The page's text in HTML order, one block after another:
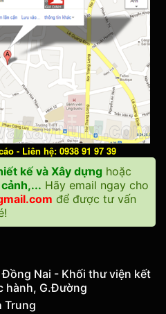
- Liên hệ: 0938 91 97 39
kế và Xây dựng hoặc
Hãy email ngay cho
để được tư vấn
Nai - Khối thư viện kết
hành, G.Đường
Trung